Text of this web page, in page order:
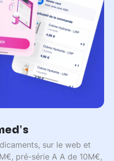
sur le web et
pré-série A A de 10M€,